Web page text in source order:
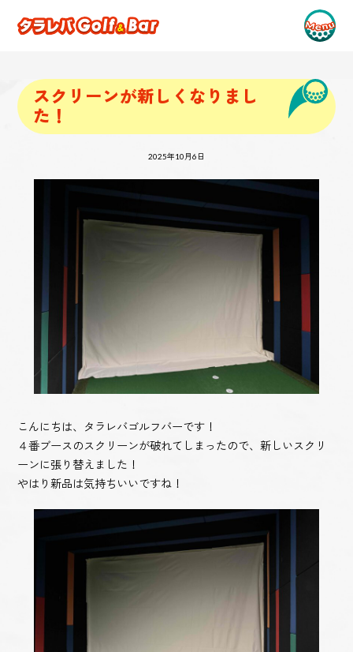
スクリーンが新しくなりまし
た！
2025年10月6日
こんにちは、タラレバゴルフバーです！
４番ブースのスクリーンが破れてしまったので、新しいスクリ
ーンに張り替えました！
やはり新品は気持ちいいですね！